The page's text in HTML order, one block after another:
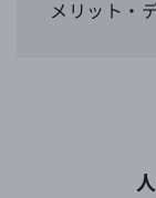
メリット・